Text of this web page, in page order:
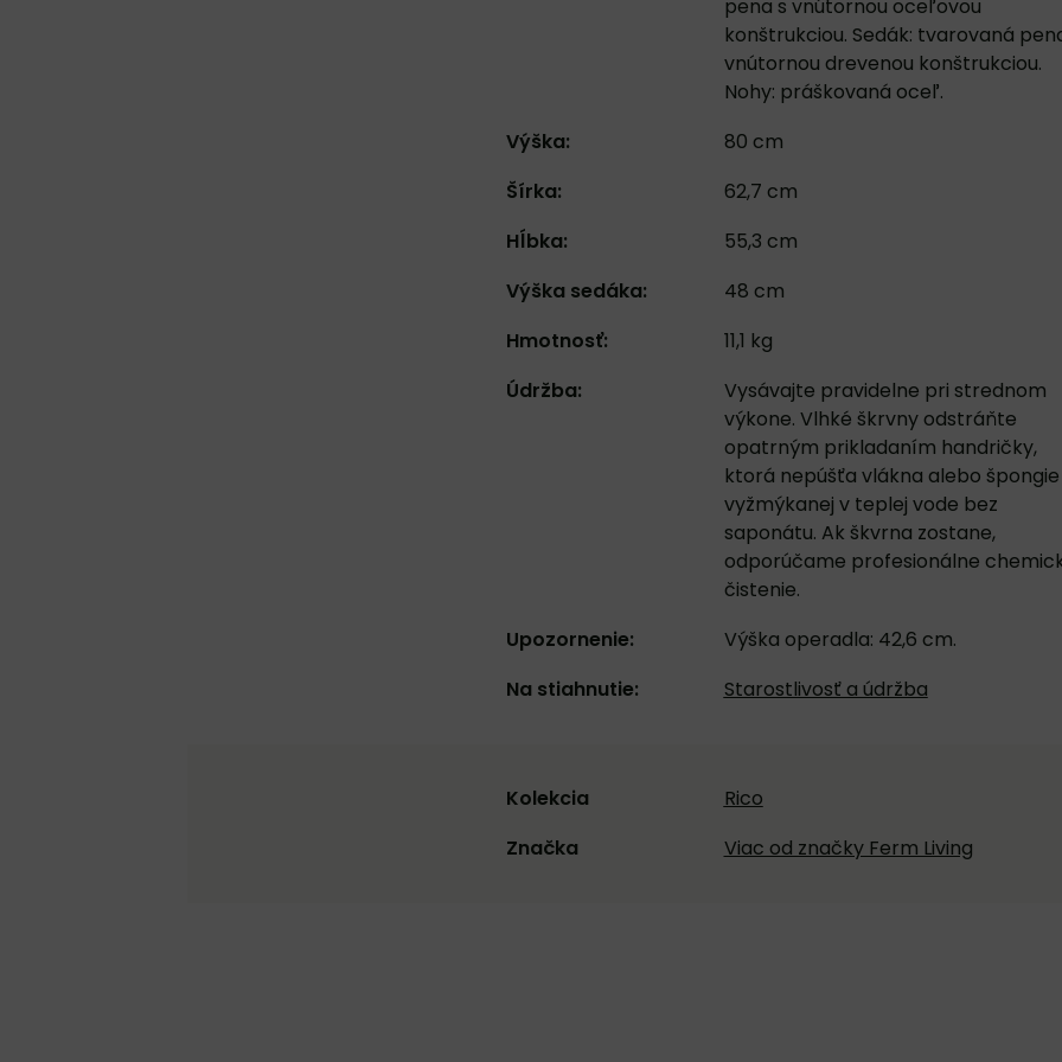
pena s vnútornou oceľovou
konštrukciou. Sedák: tvarovaná
vnútornou drevenou konštrukciou.
Nohy: práškovaná oceľ.
Výška:
80 cm
Šírka:
62,7 cm
Hĺbka:
55,3 cm
Výška sedáka:
48 cm
Hmotnosť:
11,1 kg
Údržba:
Vysávajte pravidelne pri strednom
výkone. Vlhké škrvny odstráňte
opatrným prikladaním handričky,
ktorá nepúšťa vlákna alebo špongie
vyžmýkanej v teplej vode bez
saponátu. Ak škvrna zostane,
odporúčame profesionálne
čistenie.
Upozornenie:
Výška operadla: 42,6 cm.
Na stiahnutie:
Starostlivosť a údržba
Kolekcia
Rico
Značka
Viac od značky Ferm Living